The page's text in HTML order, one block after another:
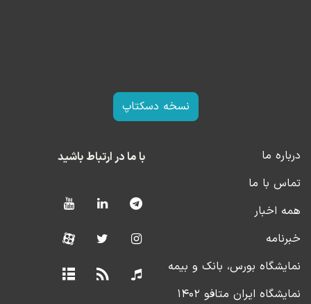
نسخه دسکتاپ
درباره ما
تماس با ما
همه اخبار
خبرنامه
نمایشگاه بورس، بانک و بیمه
نمایشگاه ایران متافو ۱۴۰۲
با ما در ارتباط باشید